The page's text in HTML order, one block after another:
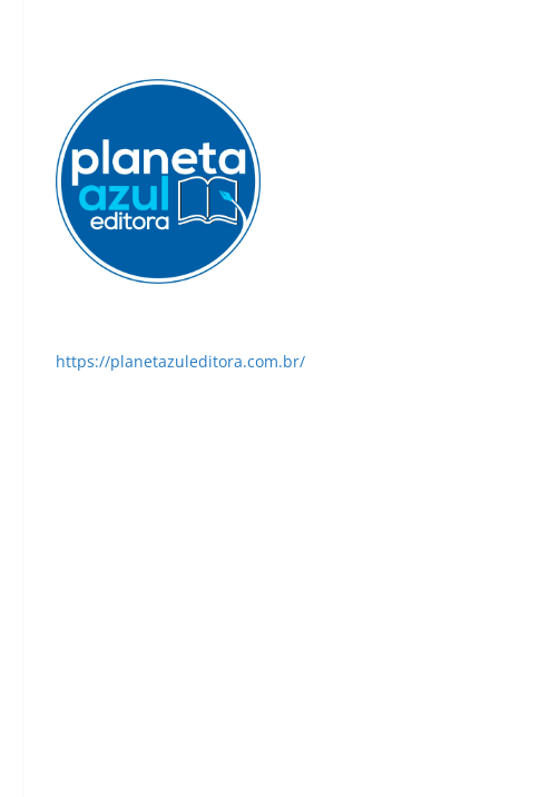
https://planetazuleditora.com.br/